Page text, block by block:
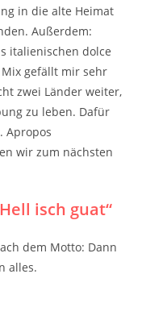
in die alte Heimat
Außerdem:
italienischen dolce
gefällt mir sehr
zwei Länder weiter,
zu leben. Dafür
Apropos
wir zum nächsten
isch guat“
dem Motto: Dann
alles.